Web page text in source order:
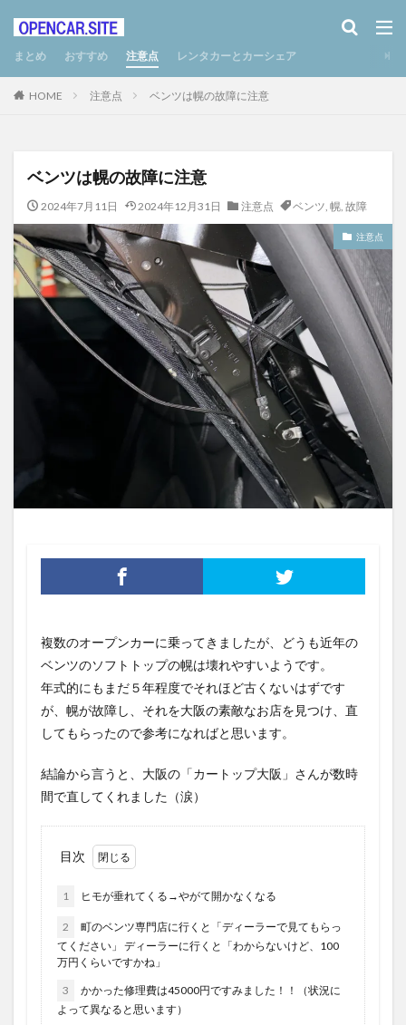
まとめ おすすめ 注意点 レンタカーとカーシェア
HOME 注意点 ベンツは幌の故障に注意
ベンツは幌の故障に注意
2024年7月11日 2024年12月31日 注意点 ベンツ, 幌, 故障
注意点
複数のオープンカーに乗ってきましたが、どうも近年の
ベンツのソフトトップの幌は壊れやすいようです。
年式的にもまだ５年程度でそれほど古くないはずです
が、幌が故障し、それを大阪の素敵なお店を見つけ、直
してもらったので参考になればと思います。
結論から言うと、大阪の「カートップ大阪」さんが数時
間で直してくれました（涙）
目次
1 ヒモが垂れてくる→やがて開かなくなる
2
町のベンツ専門店に行くと「ディーラーで見てもらっ
てください」 ディーラーに行くと「わからないけど、100
万円くらいですかね」
3
かかった修理費は45000円ですみました！！（状況に
よって異なると思います）